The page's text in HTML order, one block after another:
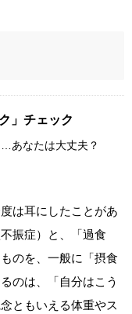
」チェック
あなたは大丈夫？
は耳にしたことがあ
振症）と、「過食
のを、一般に「摂食
のは、「自分はこう
ともいえる体重やス